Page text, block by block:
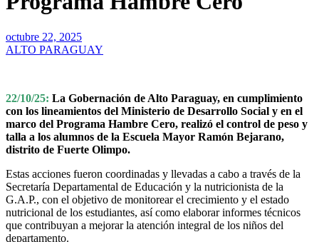
octubre 22, 2025
ALTO PARAGUAY
22/10/25: La Gobernación de Alto Paraguay, en cumplimiento
con los lineamientos del Ministerio de Desarrollo Social y en el
marco del Programa Hambre Cero, realizó el control de peso y
talla a los alumnos de la Escuela Mayor Ramón Bejarano,
distrito de Fuerte Olimpo.
Estas acciones fueron coordinadas y llevadas a cabo a través de la
Secretaría Departamental de Educación y la nutricionista de la
G.A.P., con el objetivo de monitorear el crecimiento y el estado
nutricional de los estudiantes, así como elaborar informes técnicos
que contribuyan a mejorar la atención integral de los niños del
departamento.